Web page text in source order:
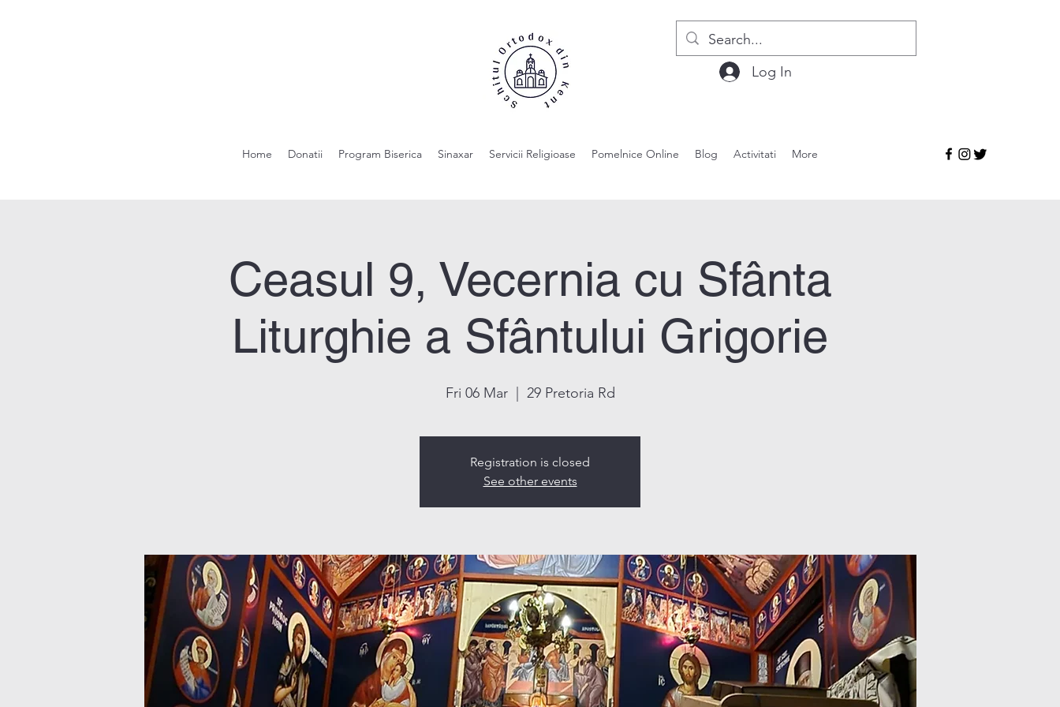
Log In
Home Donatii Program Biserica Sinaxar Servicii Religioase Pomelnice Online Blog Activitati More
Ceasul 9, Vecernia cu Sfânta
Liturghie a Sfântului Grigorie
Fri 06 Mar
  |
29 Pretoria Rd
Registration is closed
See other events